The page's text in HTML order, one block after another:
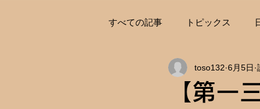
すべての記事 トピックス
インタビュー キャンパス
【第一
toso132 6月5日